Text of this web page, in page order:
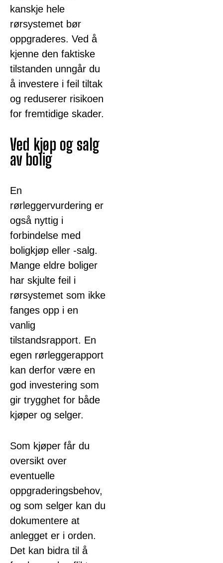
kanskje hele
rørsystemet bør
oppgraderes. Ved å
kjenne den faktiske
tilstanden unngår du
å investere i feil tiltak
og reduserer risikoen
for fremtidige skader.
Ved kjøp og salg
av bolig
En
rørleggervurdering er
også nyttig i
forbindelse med
boligkjøp eller -salg.
Mange eldre boliger
har skjulte feil i
rørsystemet som ikke
fanges opp i en
vanlig
tilstandsrapport. En
egen rørleggerapport
kan derfor være en
god investering som
gir trygghet for både
kjøper og selger.
Som kjøper får du
oversikt over
eventuelle
oppgraderingsbehov,
og som selger kan du
dokumentere at
anlegget er i orden.
Det kan bidra til å